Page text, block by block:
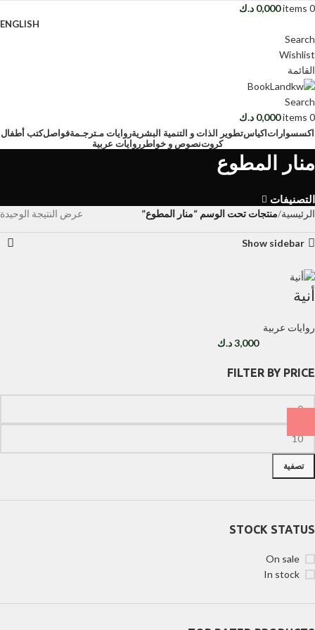
0
items
0,000 د.ك
ENGLISH
Search
Wishlist
القائمة
Search
0
items
0,000 د.ك
اكسسواراتاكياستطوير الذات و التنمية البشريةروايات مـترجـمةفواصلكتب أطفال
كروتنصوص و خواطر روايات عربية
منار المطوع
التصنيفات
FILTER BY PRICE
تصفية
STOCK STATUS
On sale
In stock
الرئيسية منتجات تحت الوسم “منار المطوع” عرض النتيجة الوحيدة
Show sidebar
أنية
روايات عربية
3,000د.ك